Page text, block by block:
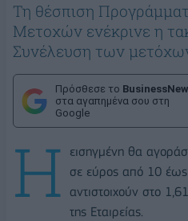
Τη θέσπιση
Μετοχών ενέκρινε η
Συνέλευση των
Πρόσθεσε το
στα αγαπημένα σου στη
Google
Η
εισηγμένη θα
σε εύρος από 10
αντιστοιχούν στο
της Εταιρείας.